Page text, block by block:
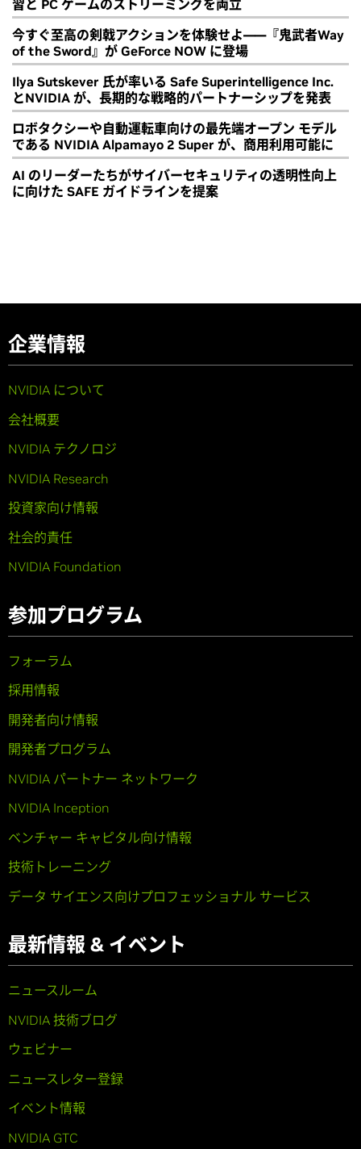
習と PC ゲームのストリーミングを両立
今すぐ至高の剣戟アクションを体験せよ――『鬼武者Way
of the Sword』が GeForce NOW に登場
Ilya Sutskever 氏が率いる Safe Superintelligence Inc.
とNVIDIA が、長期的な戦略的パートナーシップを発表
ロボタクシーや自動運転車向けの最先端オープン モデル
である NVIDIA Alpamayo 2 Super が、商用利用可能に
AI のリーダーたちがサイバーセキュリティの透明性向上
に向けた SAFE ガイドラインを提案
企業情報
NVIDIA について
会社概要
NVIDIA テクノロジ
NVIDIA Research
投資家向け情報
社会的責任
NVIDIA Foundation
参加プログラム
フォーラム
採用情報
開発者向け情報
開発者プログラム
NVIDIA パートナー ネットワーク
NVIDIA Inception
ベンチャー キャピタル向け情報
技術トレーニング
データ サイエンス向けプロフェッショナル サービス
最新情報 & イベント
ニュースルーム
NVIDIA 技術ブログ
ウェビナー
ニュースレター登録
イベント情報
NVIDIA GTC